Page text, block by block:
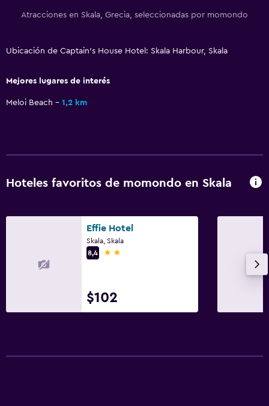
Nevera
Ideal para familias
Carriolas
Atracciones en Skala, Grecia, seleccionadas por momondo
Ubicación de Captain's House Hotel: Skala Harbour, Skala
Mejores lugares de interés
Meloi Beach 1,2 km
Hoteles favoritos de momondo en Skala
Effie Hotel
Skala, Skala
8,4
2 estrellas
$102